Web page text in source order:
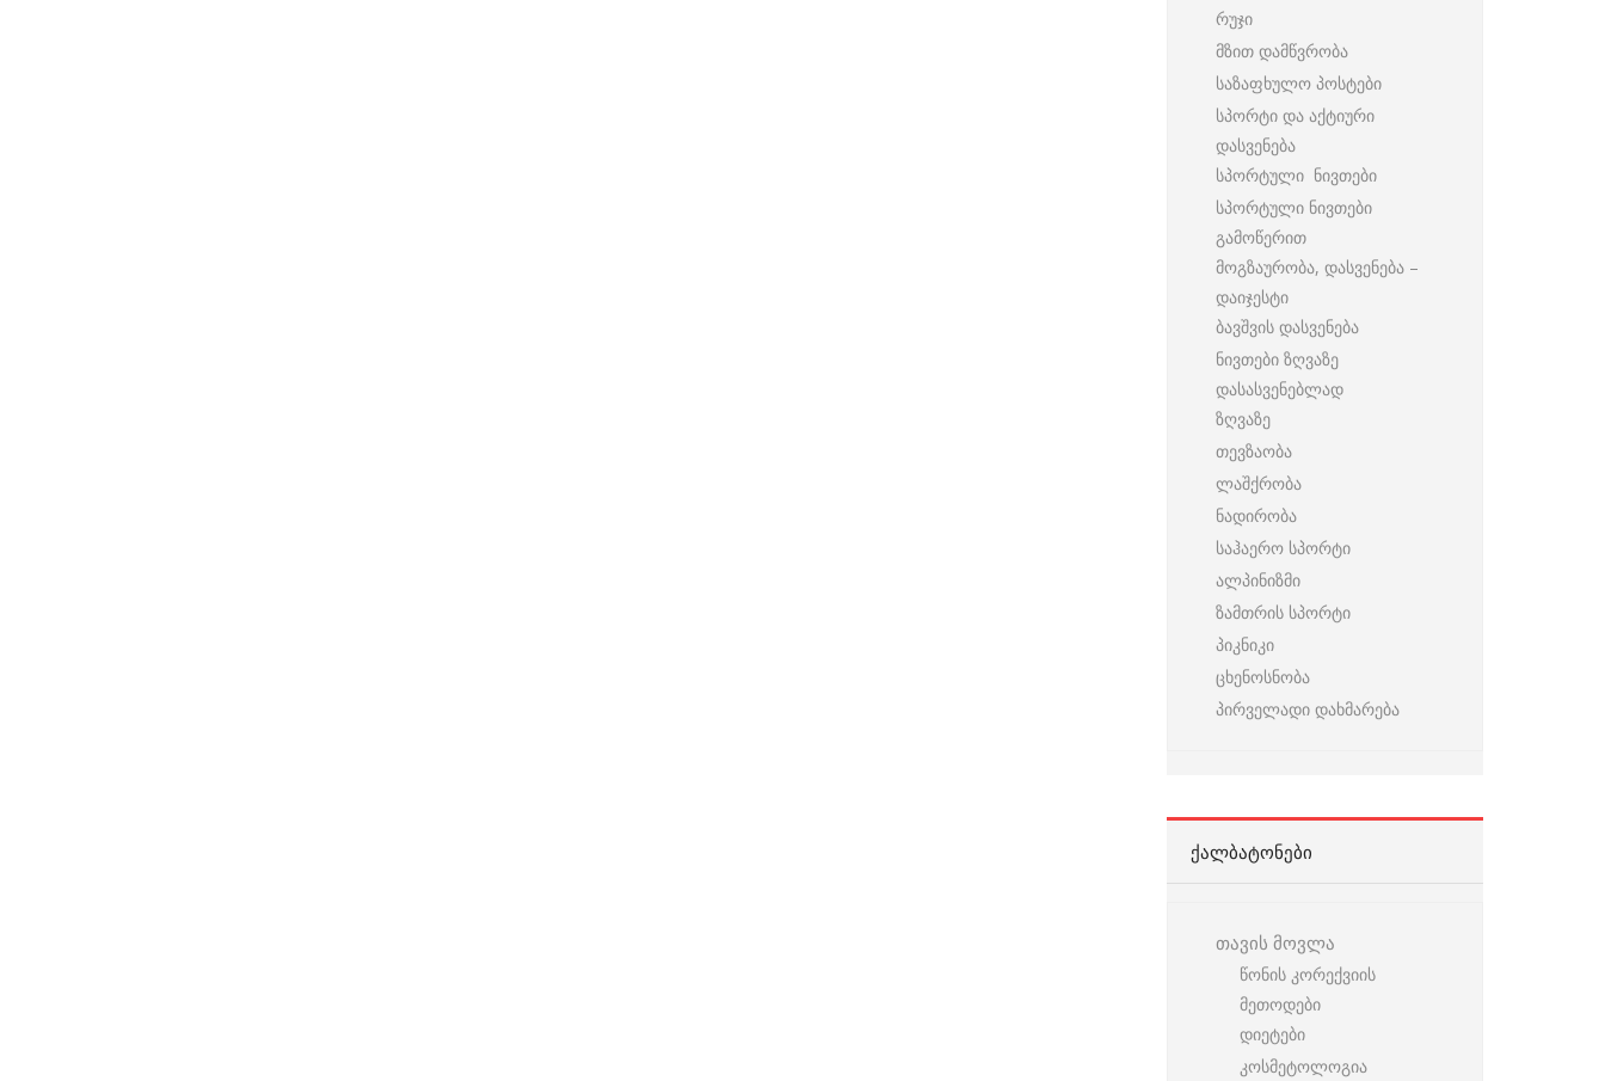
რუჯი
მზით დამწვრობა
საზაფხულო პოსტები
სპორტი და აქტიური
დასვენება
სპორტული ნივთები
სპორტული ნივთები
გამოწერით
მოგზაურობა, დასვენება –
დაიჯესტი
ბავშვის დასვენება
ნივთები ზღვაზე
დასასვენებლად
ზღვაზე
თევზაობა
ლაშქრობა
ნადირობა
საჰაერო სპორტი
ალპინიზმი
ზამთრის სპორტი
პიკნიკი
ცხენოსნობა
პირველადი დახმარება
ᲥᲐᲚᲑᲐᲢᲝᲜᲔᲑᲘ
თავის მოვლა
წონის კორექვიის
მეთოდები
დიეტები
კოსმეტოლოგია